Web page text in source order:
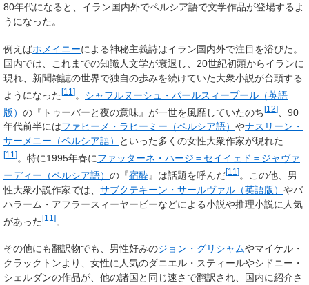
80年代になると、イラン国内外でペルシア語で文学作品が登場するよ
うになった。
例えばホメイニーによる神秘主義詩はイラン国内外で注目を浴びた。
国内では、これまでの知識人文学が衰退し、20世紀初頭からイランに
現れ、新聞雑誌の世界で独自の歩みを続けていた大衆小説が台頭する
ようになった[11 ]。 シャフルヌーシュ・パールスィープール （英語
版） の『トゥーバーと夜の意味』が一世を風靡していたのち[12]
、90
年代前半にはファヒーメ・ラヒーミー （ペルシア語） やナスリーン・
サーメニー （ペルシア語） といった多くの女性大衆作家が現れた
[11 ] 。特に1995年春にファッターネ・ハージ＝セイイェド＝ジャヴァ
ーディー （ペルシア語） の『宿酔』は話題を呼んだ[11 ]。この他、男
性大衆小説作家では、 サブクテキーン・サールヴァル （英語版） やバ
ハラーム・アフラースィーヤービーなどによる小説や推理小説に人気
があった[11 ]。
その他にも翻訳物でも、男性好みのジョン・グリシャムやマイケル・
クラックトンより、女性に人気のダニエル・スティールやシドニー・
シェルダンの作品が、他の諸国と同じ速さで翻訳され、国内に紹介さ